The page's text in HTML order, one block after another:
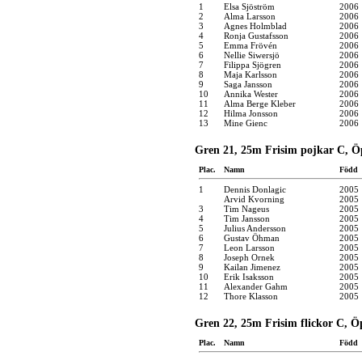
1 Elsa Sjöström
2006
2
Alma Larsson
2006
3
Agnes Holmblad
2006
4
Ronja Gustafsson
2006
5
Emma Frövén
2006
6
Nellie Siwersjö
2006
7
Filippa Sjögren
2006
8
Maja Karlsson
2006
9
Saga Jansson
2006
10
Annika Wester
2006
11
Alma Berge Kleber
2006
12
Hilma Jonsson
2006
13
Mine Gienc 2006
Gren 21, 25m Frisim pojkar C,
Plac. Namn Född
1 Dennis Donlagic
2005
Arvid Kvorning
2005
3
Tim Nageus
2005
4
Tim Jansson
2005
5
Julius Andersson
2005
6
Gustav Öhman
2005
7
Leon Larsson
2005
8
Joseph Ornek
2005
9
Kailan Jimenez
2005
10
Erik Isaksson
2005
11
Alexander Gahm
2005
12
Thore Klasson 2005
Gren 22, 25m Frisim flickor C,
Plac. Namn Född